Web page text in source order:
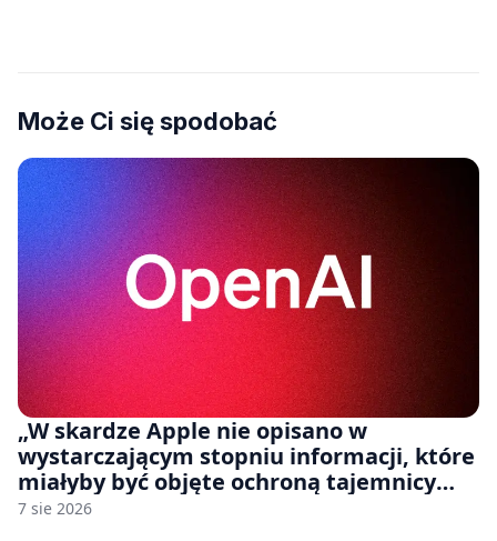
Może Ci się spodobać
„W skardze Apple nie opisano w
wystarczającym stopniu informacji, które
miałyby być objęte ochroną tajemnicy
handlowej”. OpenAI żąda odrzucenia
7 sie 2026